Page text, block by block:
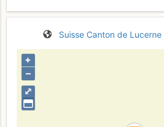
Suisse Canton de Lucerne
⤢
+
–